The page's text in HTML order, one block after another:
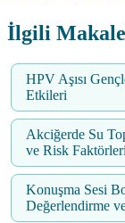
İlgili
HPV Aşısı
Etkileri
Akciğerde Su
ve Risk Faktörleri
Konuşma Sesi
Değerlendirme